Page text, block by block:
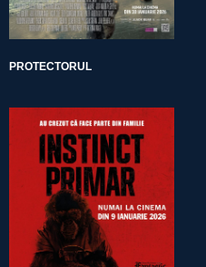
PROTECTORUL